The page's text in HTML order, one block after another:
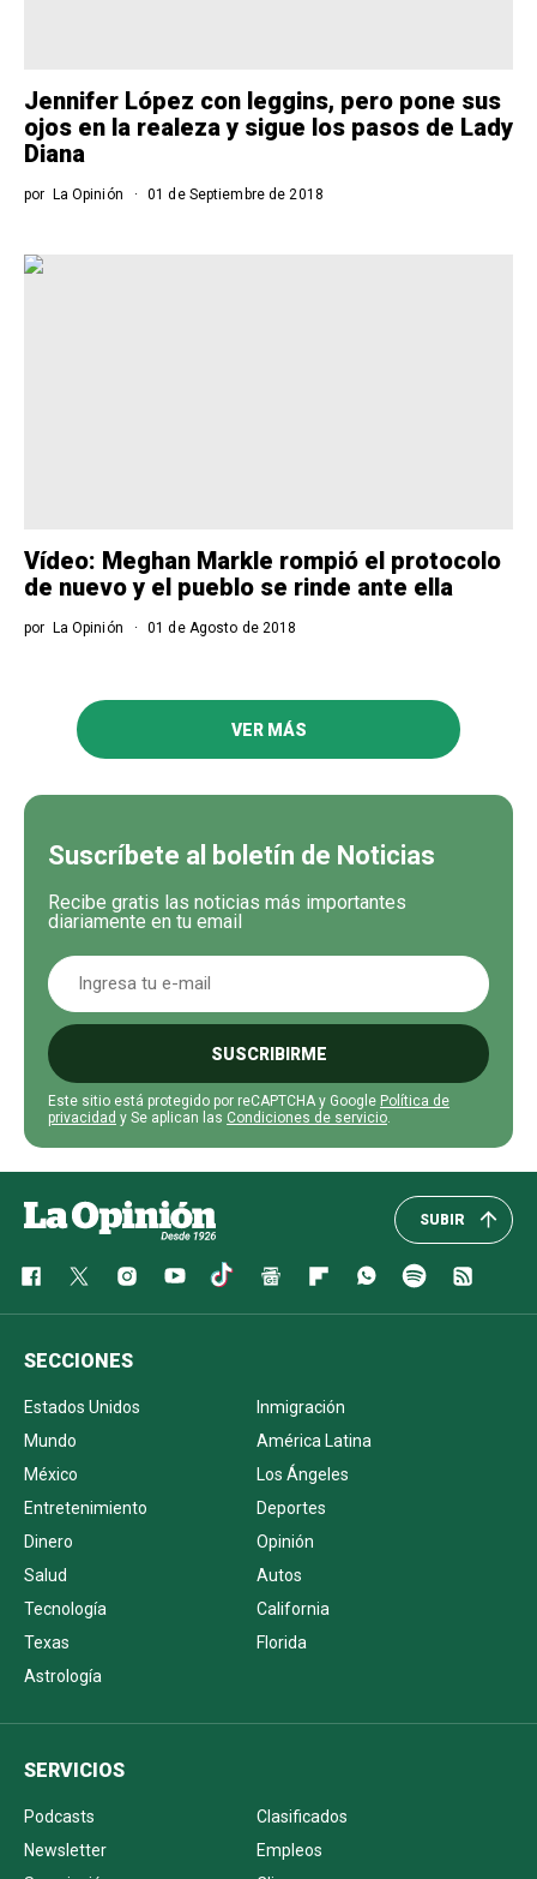
Jennifer López con leggins, pero pone sus
ojos en la realeza y sigue los pasos de Lady
Diana
por La Opinión 01 de Septiembre de 2018
Vídeo: Meghan Markle rompió el protocolo
de nuevo y el pueblo se rinde ante ella
por La Opinión 01 de Agosto de 2018
VER MÁS
Suscríbete al boletín de Noticias
Recibe gratis las noticias más importantes
diariamente en tu email
SUSCRIBIRME
Este sitio está protegido por reCAPTCHA y Google Política de
privacidad y Se aplican las Condiciones de servicio.
SUBIR
SECCIONES
Estados Unidos
Inmigración
Mundo
América Latina
México
Los Ángeles
Entretenimiento
Deportes
Dinero
Opinión
Salud
Autos
Tecnología
California
Texas
Florida
Astrología
SERVICIOS
Podcasts
Clasificados
Newsletter
Empleos